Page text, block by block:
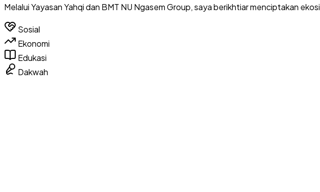
MelaluiYayasan Yahqidan BMT NU Ngasem Group, saya berikhtiar menciptakan
Sosial
Ekonomi
Edukasi
Dakwah